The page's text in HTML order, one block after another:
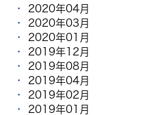
2020年04月
2020年03月
2020年01月
2019年12月
2019年08月
2019年04月
2019年02月
2019年01月